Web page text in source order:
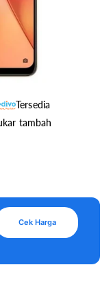
Tersedia
tambah
Cek Harga